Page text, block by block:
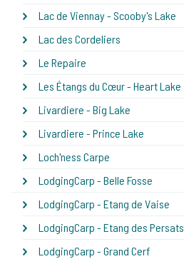
Lac de Viennay - Scooby's Lake
Lac des Cordeliers
Le Repaire
Les Étangs du Cœur - Heart Lake
Livardiere - Big Lake
Livardiere - Prince Lake
Loch'ness Carpe
LodgingCarp - Belle Fosse
LodgingCarp - Etang de Vaise
LodgingCarp - Etang des Persats
LodgingCarp - Grand Cerf